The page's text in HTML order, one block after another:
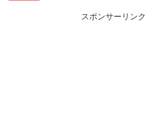
スポンサーリンク